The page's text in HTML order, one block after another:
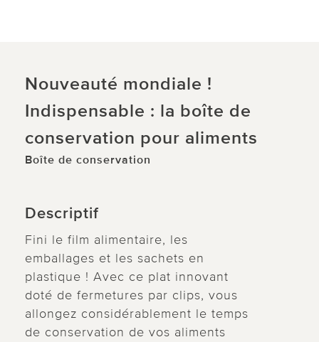
Nouveauté mondiale !
Indispensable : la boîte de
conservation pour aliments
Boîte de conservation
Descriptif
Fini le film alimentaire, les
emballages et les sachets en
plastique ! Avec ce plat innovant
doté de fermetures par clips, vous
allongez considérablement le temps
de conservation de vos aliments